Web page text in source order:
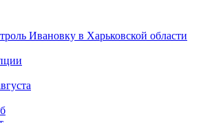
Ивановку в Харьковской области